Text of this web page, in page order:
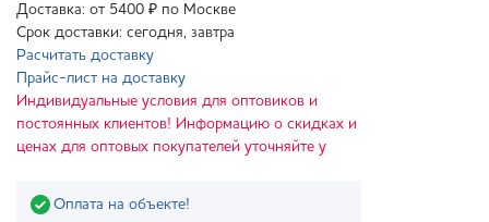
Доставка: от 5400 ₽ по Москве
Срок доставки: сегодня, завтра
Расчитать доставку
Прайс-лист на доставку
Индивидуальные условия для оптовиков и
постоянных клиентов! Информацию о скидках и
ценах для оптовых покупателей уточняйте у
Оплата на объекте!